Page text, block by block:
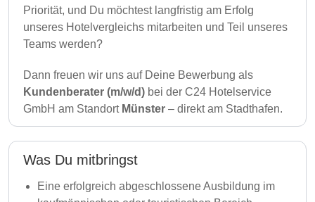
Priorität, und Du möchtest langfristig am Erfolg
unseres Hotelvergleichs mitarbeiten und Teil unseres
Teams werden?
Dann freuen wir uns auf Deine Bewerbung als
Kundenberater (m/w/d) bei der C24 Hotelservice
GmbH am Standort Münster – direkt am Stadthafen.
Was Du mitbringst
Eine erfolgreich abgeschlossene Ausbildung im